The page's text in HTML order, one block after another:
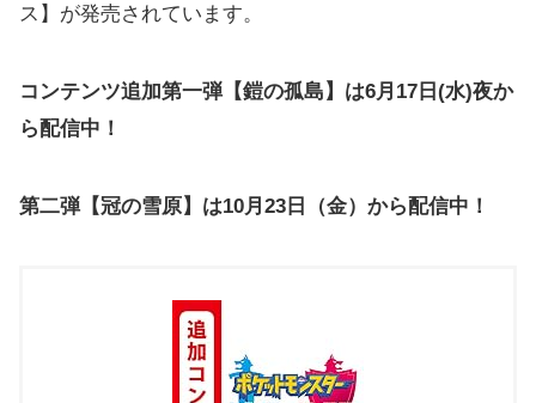
ス】が発売されています。
コンテンツ追加第一弾【鎧の孤島】は6月17日(水)夜か
ら配信中！
第二弾【冠の雪原】は10月23日（金）から配信中！